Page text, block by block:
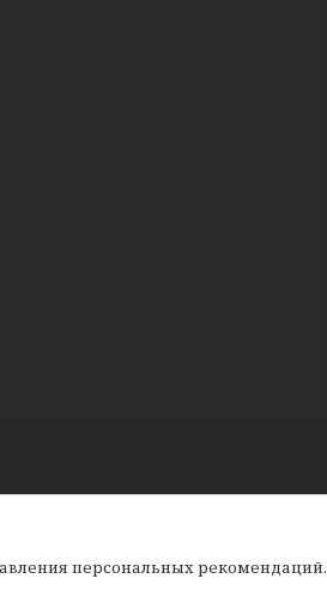
персональных рекомендаций.